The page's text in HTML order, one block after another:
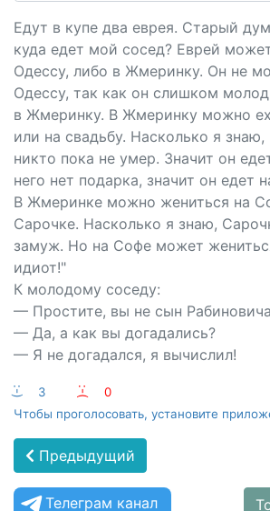
Едут в купе два еврея. Старый
куда едет мой сосед? Еврей
Одессу, либо в Жмеринку. Он не
Одессу, так как он слишком
в Жмеринку. В Жмеринку можно
или на свадьбу. Насколько я
никто пока не умер. Значит он
него нет подарка, значит он едет
В Жмеринке можно жениться на
Сарочке. Насколько я знаю,
замуж. Но на Софе может
идиот!"
К молодому соседу:
— Простите, вы не сын
— Да, а как вы догадались?
— Я не догадался, я вычислил!
:-) 3 :-(
0
Чтобы проголосовать, установите
Предыдущий
Телеграм канал